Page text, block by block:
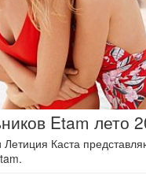
Etam лето
Летиция Каста